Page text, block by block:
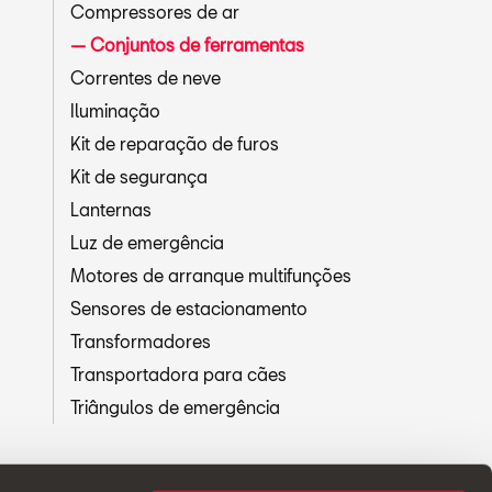
Compressores de ar
Conjuntos de ferramentas
Correntes de neve
Iluminação
Kit de reparação de furos
Kit de segurança
Lanternas
Luz de emergência
Motores de arranque multifunções
Sensores de estacionamento
Transformadores
Transportadora para cães
Triângulos de emergência